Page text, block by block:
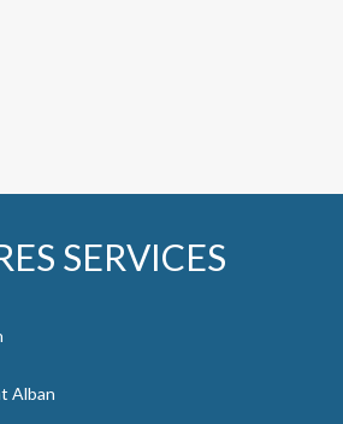
SERVICES
Alban